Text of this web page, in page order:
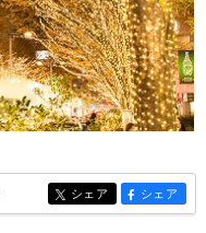
entry319
シェア entry319
シェア